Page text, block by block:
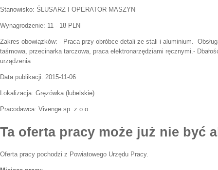
Stanowisko: ŚLUSARZ I OPERATOR MASZYN
Wynagrodzenie: 11 - 18 PLN
Zakres obowiązków: - Praca przy obróbce detali ze stali i aluminium.-
taśmowa, przecinarka tarczowa, praca elektronarzędziami ręcznymi.-
urządzenia
Data publikacji: 2015-11-06
Lokalizacja: Gręzówka( lubelskie)
Pracodawca: Vivenge sp. z o.o.
Ta oferta pracy może już nie być
Oferta pracy pochodzi z Powiatowego Urzędu Pracy.